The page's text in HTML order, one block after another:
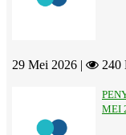
29 Mei 2026 | 240
MEI